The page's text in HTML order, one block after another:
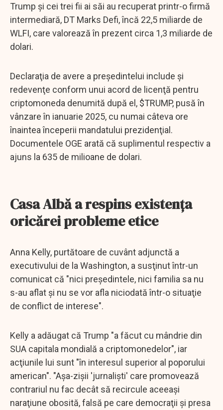
Trump şi cei trei fii ai săi au recuperat printr-o firmă
intermediară, DT Marks Defi, încă 22,5 miliarde de
WLFI, care valorează în prezent circa 1,3 miliarde de
dolari.
Declaraţia de avere a preşedintelui include şi
redevenţe conform unui acord de licenţă pentru
criptomoneda denumită după el, $TRUMP, pusă în
vânzare în ianuarie 2025, cu numai câteva ore
înaintea începerii mandatului prezidenţial.
Documentele OGE arată că suplimentul respectiv a
ajuns la 635 de milioane de dolari.
Casa Albă a respins existenţa
oricărei probleme etice
Anna Kelly, purtătoare de cuvânt adjunctă a
executivului de la Washington, a susţinut într-un
comunicat că "nici preşedintele, nici familia sa nu
s-au aflat şi nu se vor afla niciodată într-o situaţie
de conflict de interese".
Kelly a adăugat că Trump "a făcut cu mândrie din
SUA capitala mondială a criptomonedelor", iar
acţiunile lui sunt "în interesul superior al poporului
american". "Aşa-zişii 'jurnalişti' care promovează
contrariul nu fac decât să recircule aceeaşi
naraţiune obosită, falsă pe care democraţii şi presa